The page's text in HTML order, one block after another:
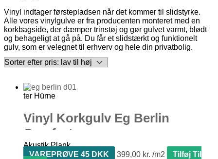
Vinyl indtager førstepladsen når det kommer til slidstyrke.
Alle vores vinylgulve er fra producenten monteret med en
korkbagside, der dæmper trinstøj og gør gulvet varmt, blødt
og behageligt at gå på. Du får et slidstærkt og funktionelt
gulv, som er velegnet til erhverv og hele din privatbolig.
ter Hürne
Vinyl Korkgulv Eg Berlin
Comfort
Akustik Plank
VAREPRØVE 45 DKK
399,00 kr.
Tilføj Til